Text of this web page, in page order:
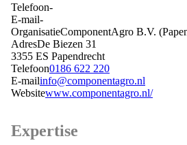
Telefoon-
E-mail-
OrganisatieComponentAgro B.V.
AdresDe Biezen 31
3355 ES Papendrecht
Telefoon0186 622 220
E-mailinfo@componentagro.nl
Websitewww.componentagro.nl/
Expertise